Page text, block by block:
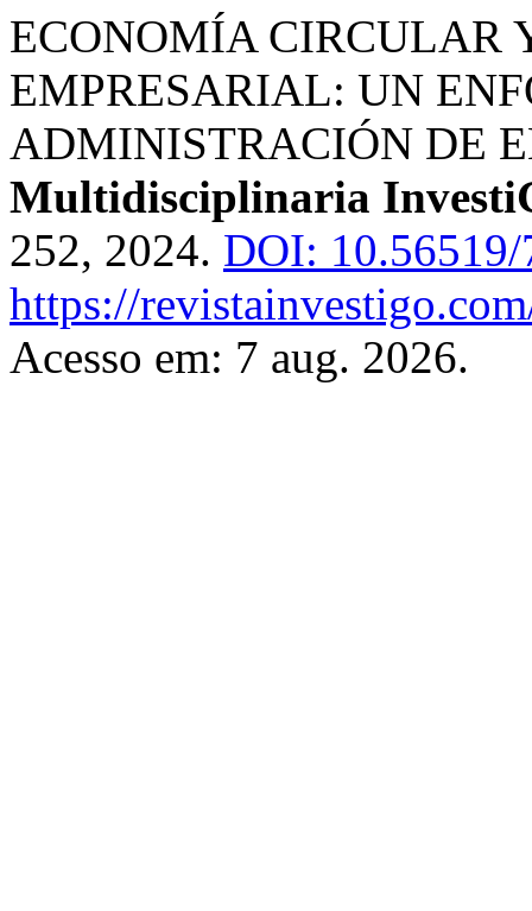
ECONOMÍA CIRCULAR
EMPRESARIAL: UN
ADMINISTRACIÓN DE
Multidisciplinaria
252, 2024. DOI: 10.56519/
https://
Acesso em: 7 aug. 2026.